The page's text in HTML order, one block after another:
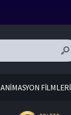
ANİMASYON FİLMLERİ